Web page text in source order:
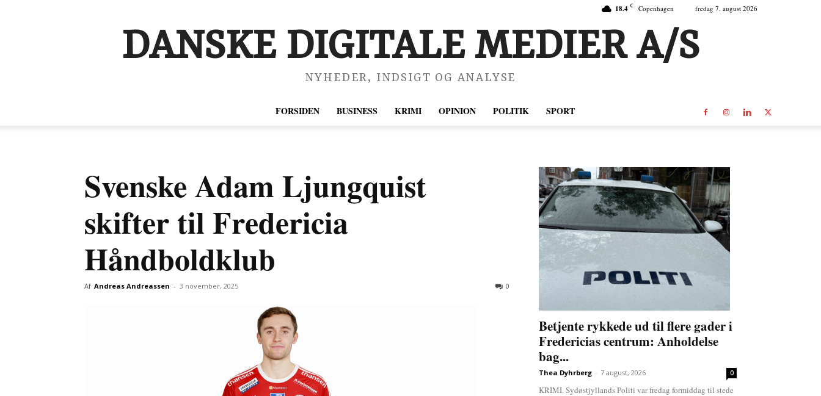
18.4 C Copenhagen fredag 7. august 2026
DANSKE DIGITALE MEDIER A/S
NYHEDER, INDSIGT OG ANALYSE
FORSIDEN BUSINESS KRIMI OPINION POLITIK SPORT
Svenske Adam Ljungquist
skifter til Fredericia
Håndboldklub
Af Andreas Andreassen - 3 november, 2025 0
Betjente rykkede ud til flere gader i
Fredericias centrum: Anholdelse
bag...
Thea Dyhrberg - 7 august, 2026 0
KRIMI. Sydøstjyllands Politi var fredag formiddag til stede